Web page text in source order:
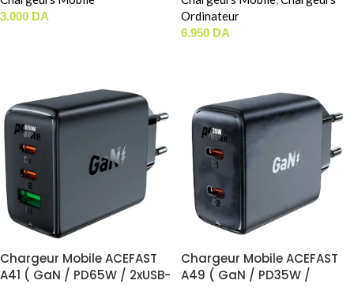
3.000 DA
Ordinateur
6.950 DA
Chargeur Mobile ACEFAST
A41 ( GaN / PD65W / 2xUSB-
Chargeur Mobile ACEFAST
A49 ( GaN / PD35W /